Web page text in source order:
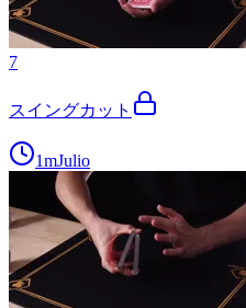
7
スイングカット
1mJulio